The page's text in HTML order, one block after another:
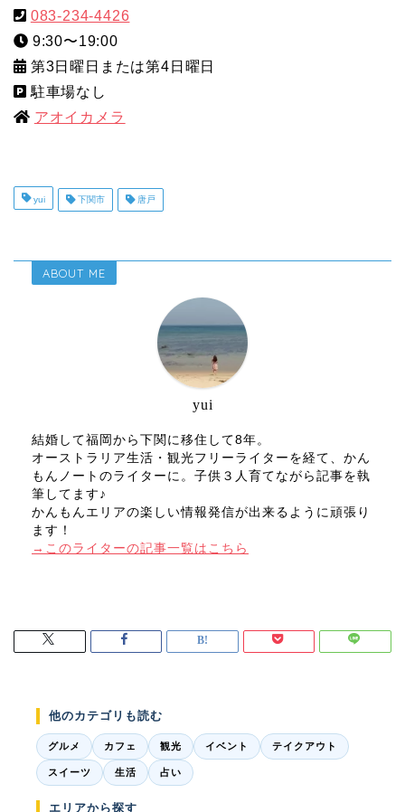
083-234-4426
9:30〜19:00
第3日曜日または第4日曜日
駐車場なし
アオイカメラ
yui 下関市 唐戸
ABOUT ME
yui
結婚して福岡から下関に移住して8年。
オーストラリア生活・観光フリーライターを経て、かん
もんノートのライターに。子供３人育てながら記事を執
筆してます♪
かんもんエリアの楽しい情報発信が出来るように頑張り
ます！
→このライターの記事一覧はこちら
他のカテゴリも読む
グルメ カフェ 観光 イベント テイクアウト
スイーツ 生活 占い
エリアから探す